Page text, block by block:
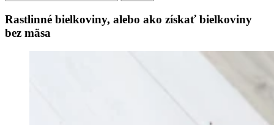
Rastlinné bielkoviny, alebo ako získať bielkoviny
bez mäsa